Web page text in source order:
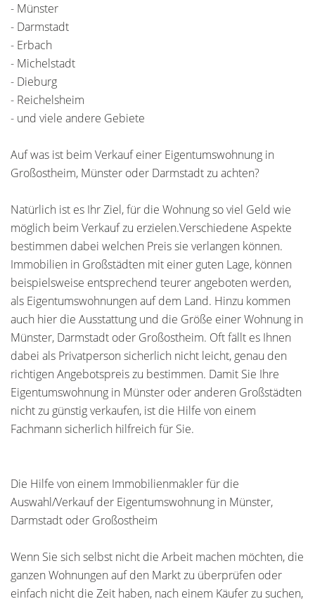
- Münster
- Darmstadt
- Erbach
- Michelstadt
- Dieburg
- Reichelsheim
- und viele andere Gebiete
Auf was ist beim Verkauf einer Eigentumswohnung in
Großostheim, Münster oder Darmstadt zu achten?
Natürlich ist es Ihr Ziel, für die Wohnung so viel Geld wie
möglich beim Verkauf zu erzielen.Verschiedene Aspekte
bestimmen dabei welchen Preis sie verlangen können.
Immobilien in Großstädten mit einer guten Lage, können
beispielsweise entsprechend teurer angeboten werden,
als Eigentumswohnungen auf dem Land. Hinzu kommen
auch hier die Ausstattung und die Größe einer Wohnung in
Münster, Darmstadt oder Großostheim. Oft fällt es Ihnen
dabei als Privatperson sicherlich nicht leicht, genau den
richtigen Angebotspreis zu bestimmen. Damit Sie Ihre
Eigentumswohnung in Münster oder anderen Großstädten
nicht zu günstig verkaufen, ist die Hilfe von einem
Fachmann sicherlich hilfreich für Sie.
Die Hilfe von einem Immobilienmakler für die
Auswahl/Verkauf der Eigentumswohnung in Münster,
Darmstadt oder Großostheim
Wenn Sie sich selbst nicht die Arbeit machen möchten, die
ganzen Wohnungen auf den Markt zu überprüfen oder
einfach nicht die Zeit haben, nach einem Käufer zu suchen,